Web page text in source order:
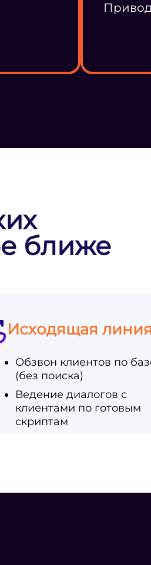
ближе
Исходящая
Обзвон клиентов по
(без поиска)
Ведение диалогов с
клиентами по готовым
скриптам